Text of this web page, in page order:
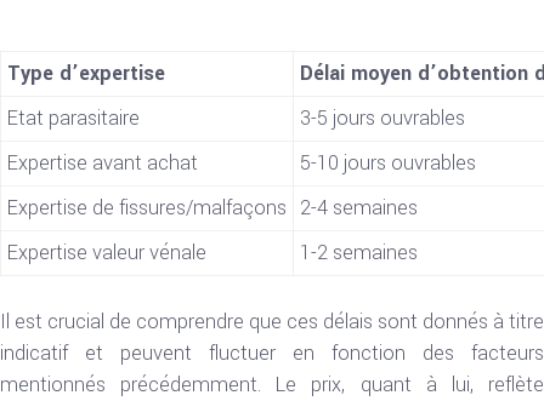
Type d’expertise
Délai moyen d’obtention
Etat parasitaire
3-5 jours ouvrables
Expertise avant achat
5-10 jours ouvrables
Expertise de fissures/malfaçons 2-4 semaines
Expertise valeur vénale
1-2 semaines
Il est crucial de comprendre que ces délais sont donnés à titre
indicatif et peuvent fluctuer en fonction des facteurs
mentionnés précédemment. Le prix, quant à lui, reflète